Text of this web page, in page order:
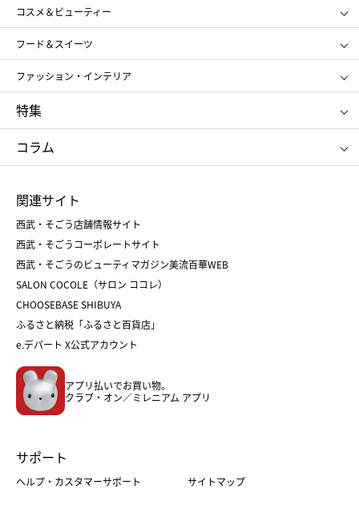
メンズ
スポーツ・アウトドア
お中元
お歳暮
コスメ＆ビューティー
SHISEIDO
ポール&ジョー ボーテ
ジルスチュアート
NARS
RMK
クリニーク
SK-Ⅱ
フード＆スイーツ
アンリ・シャルパンティエ
ゴディバ
新宿高野
たねや
ねんりん家
ファッション・インテリア
ポロ ラルフ ローレン
タケオ キクチ
ママ＆キッズ
シュタイフ
特集
お中元
ひな人形
五月人形
父の日
クリスマスケーキ
ホワイトデー
コラム
菓子折り
和菓子
人気のギフト
バレンタイン
ホワイトデー
おせち
フード
ホーム・キッチン＆アート
関連サイト
西武・そごう店舗情報サイト
西武・そごうコーポレートサイト
西武・そごうのビューティマガジン美流百華WEB
SALON COCOLE（サロン ココレ）
CHOOSEBASE SHIBUYA
ふるさと納税「ふるさと百貨店」
e.デパート X公式アカウント
アプリ払いでお買い物。
クラブ・オン／ミレニアム アプリ
サポート
ヘルプ・カスタマーサポート サイトマップ